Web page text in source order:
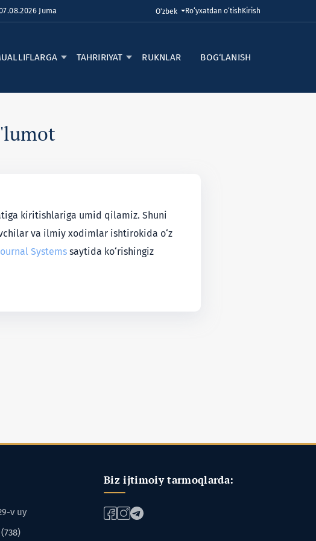
Juma Tilni o'zgartirish. Joriy til:
O'zbek Ro‘yxatdan o‘tishKirish
TAHRIRIYAT RUKNLAR BOG‘LANISH
kiritishlariga umid qilamiz. Shuni
va ilmiy xodimlar ishtirokida o‘z
Systems saytida ko‘rishingiz
v uy
Biz ijtimoiy tarmoqlarda: